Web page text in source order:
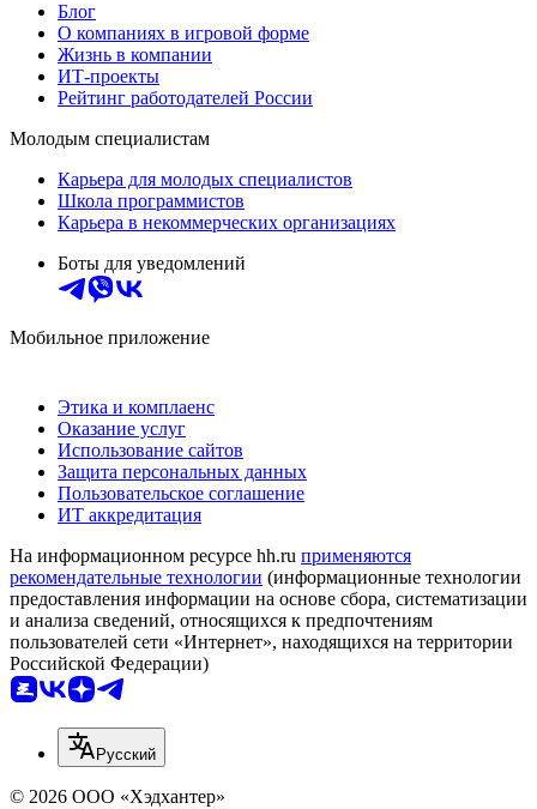
Блог
О компаниях в игровой форме
Жизнь в компании
ИТ-проекты
Рейтинг работодателей России
Молодым специалистам
Карьера для молодых специалистов
Школа программистов
Карьера в некоммерческих организациях
Боты для уведомлений
Мобильное приложение
Этика и комплаенс
Оказание услуг
Использование сайтов
Защита персональных данных
Пользовательское соглашение
ИТ аккредитация
На информационном ресурсе hh.ru применяются
рекомендательные технологии (информационные технологии
предоставления информации на основе сбора, систематизации
и анализа сведений, относящихся к предпочтениям
пользователей сети «Интернет», находящихся на территории
Российской Федерации)
Русский
© 2026 ООО «Хэдхантер»